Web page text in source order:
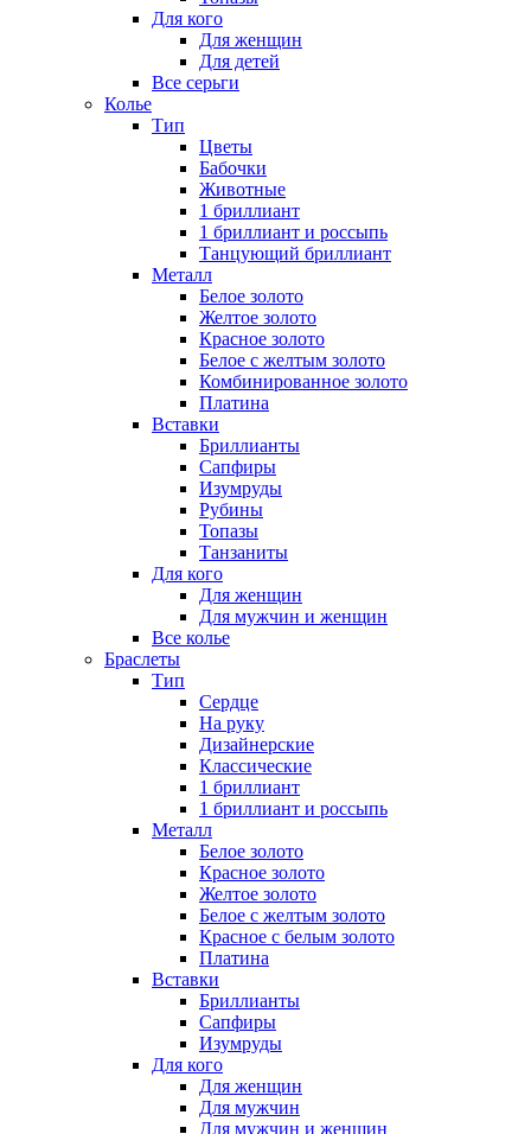
Для кого
Для женщин
Для детей
Все серьги
Колье
Тип
Цветы
Бабочки
Животные
1 бриллиант
1 бриллиант и россыпь
Танцующий бриллиант
Металл
Белое золото
Желтое золото
Красное золото
Белое с желтым золото
Комбинированное золото
Платина
Вставки
Бриллианты
Сапфиры
Изумруды
Рубины
Топазы
Танзаниты
Для кого
Для женщин
Для мужчин и женщин
Все колье
Браслеты
Тип
Сердце
На руку
Дизайнерские
Классические
1 бриллиант
1 бриллиант и россыпь
Металл
Белое золото
Красное золото
Желтое золото
Белое с желтым золото
Красное с белым золото
Платина
Вставки
Бриллианты
Сапфиры
Изумруды
Для кого
Для женщин
Для мужчин
Для мужчин и женщин